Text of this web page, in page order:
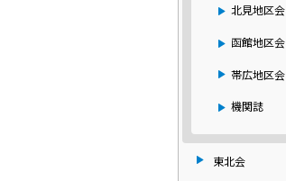
北見地区会
函館地区会
帯広地区会
機関誌
東北会